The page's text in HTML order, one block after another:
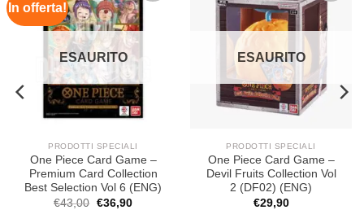
In offerta!
Aggiungi
alla lista
dei
desideri
ESAURITO
PRODOTTI SPECIALI
One Piece Card Game –
Premium Card Collection
Best Selection Vol 6 (ENG)
€43,00 Il
€36,90Il
Aggiungi
alla lista
desideri
ESAURITO
PRODOTTI SPECIALI
One Piece Card Game –
Devil Fruits Collection Vol
2 (DF02) (ENG)
€29,90